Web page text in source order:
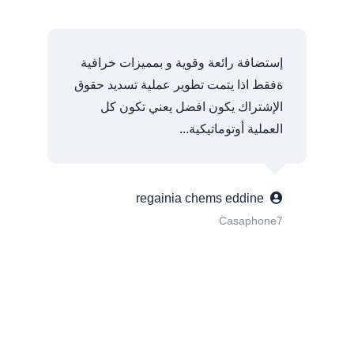
إستضافة رائعة وقوية و بمميزات خرافية
ةفقط اذا يتمت تطوير عملية تسديد حقوق
الإشتراك يكون افضل يعني تكون كل
العملية أوتوماتيكية...
regainia chems eddine
Casaphone7